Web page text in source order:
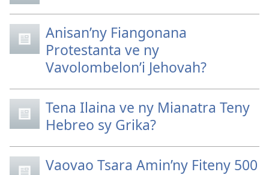
Anisan’ny Fiangonana
Protestanta ve ny
Vavolombelon’i Jehovah?
Tena Ilaina ve ny Mianatra Teny
Hebreo sy Grika?
Vaovao Tsara Amin’ny Fiteny 500